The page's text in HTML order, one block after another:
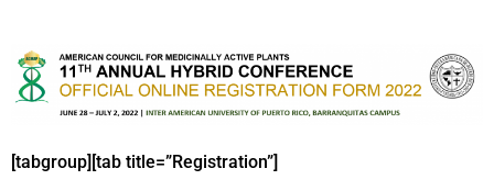
[tabgroup][tab title=”Registration”]